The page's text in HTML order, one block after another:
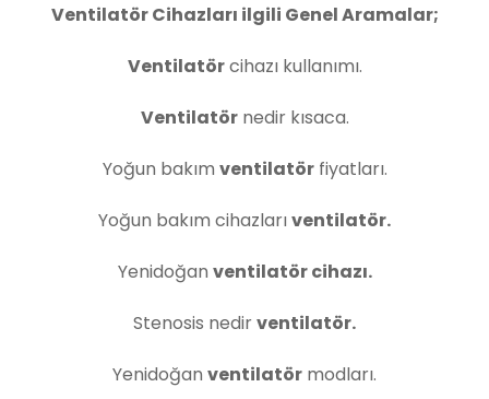
Ventilatör Cihazları ilgili Genel Aramalar;
Ventilatörcihazı kullanımı.
Ventilatörnedir kısaca.
Yoğun bakım ventilatörfiyatları.
Yoğun bakım cihazlarıventilatör.
Yenidoğan ventilatör cihazı.
Stenosis nedirventilatör.
Yenidoğan ventilatör modları.